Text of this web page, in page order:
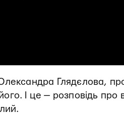
Глядєлова,
І це — розповідь про